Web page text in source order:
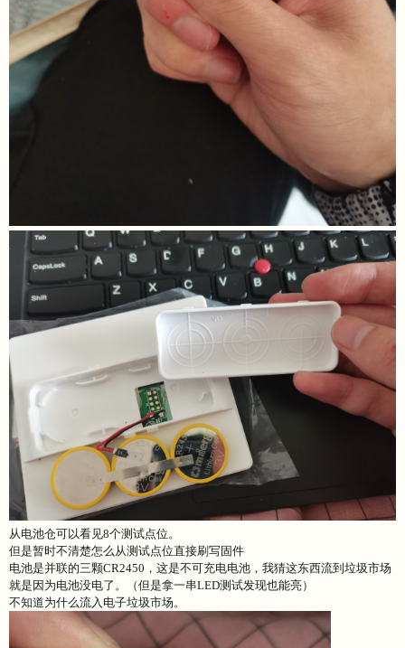
从电池仓可以看见8个测试点位。
但是暂时不清楚怎么从测试点位直接刷写固件
电池是并联的三颗CR2450，这是不可充电电池，我猜这东西流到垃圾市场
就是因为电池没电了。（但是拿一串LED测试发现也能亮）
不知道为什么流入电子垃圾市场。